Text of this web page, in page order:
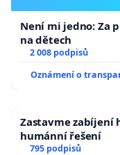
Není mi jedno: Za
na dětech
2 008 podpisů
Oznámení o
Zastavme zabíjení
humánní řešení
795 podpisů